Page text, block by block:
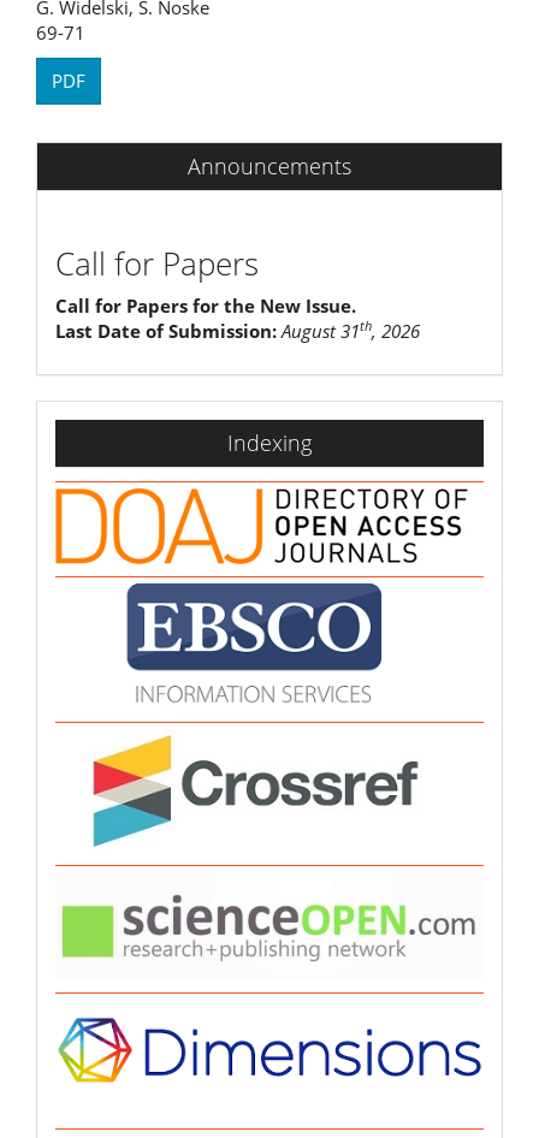
G. Widelski, S. Noske
69-71
PDF
Announcements
Call for Papers
Call for Papers for the New Issue.
Last Date of Submission: August 31th, 2026
indexing
Indexing